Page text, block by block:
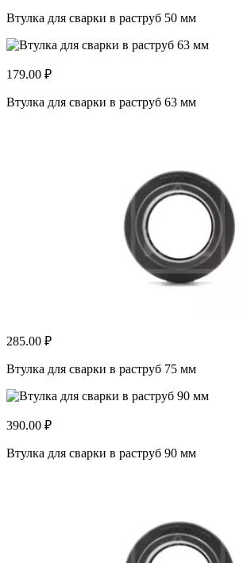
Втулка для сварки в раструб 50 мм
179.00 ₽
Втулка для сварки в раструб 63 мм
285.00 ₽
Втулка для сварки в раструб 75 мм
390.00 ₽
Втулка для сварки в раструб 90 мм